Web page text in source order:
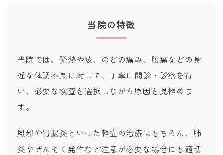
当院の特徴
当院では、発熱や咳、のどの痛み、腹痛などの身
近な体調不良に対して、丁寧に問診・診察を行
い、必要な検査を選択しながら原因を見極めま
す。
風邪や胃腸炎といった軽症の治療はもちろん、肺
炎やぜんそく発作など注意が必要な場合にも適切